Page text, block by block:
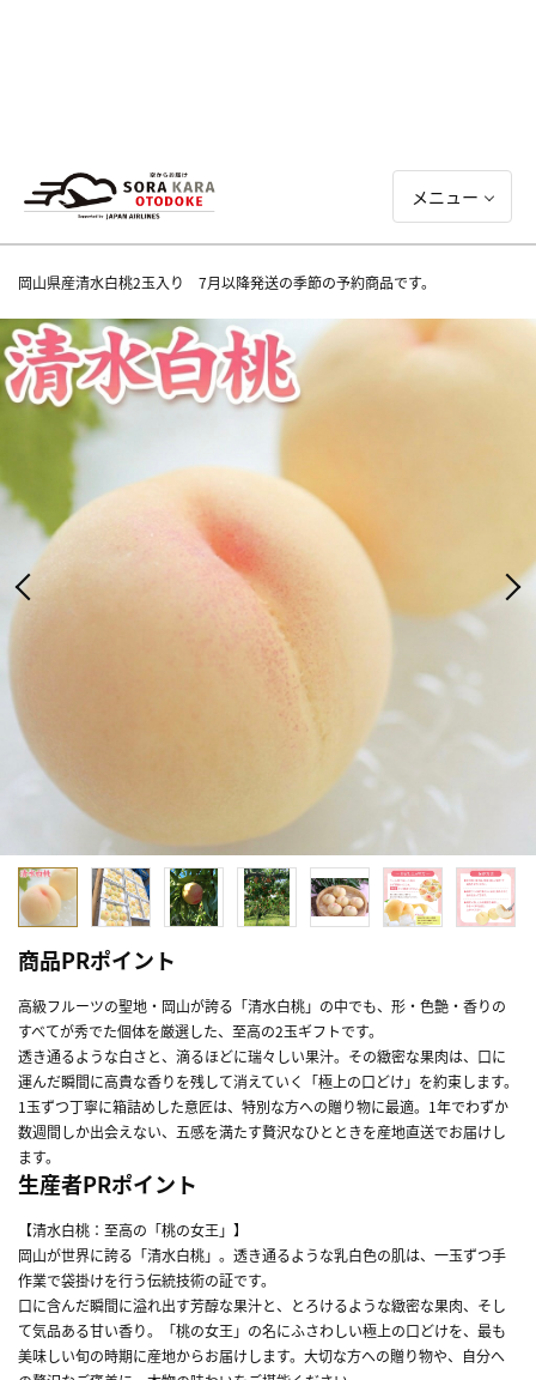
メニュー
岡山県産清水白桃2玉入り 7月以降発送の季節の予約商品です。
商品PRポイント
高級フルーツの聖地・岡山が誇る「清水白桃」の中でも、形・色艶・香りの
すべてが秀でた個体を厳選した、至高の2玉ギフトです。
透き通るような白さと、滴るほどに瑞々しい果汁。その緻密な果肉は、口に
運んだ瞬間に高貴な香りを残して消えていく「極上の口どけ」を約束します。
1玉ずつ丁寧に箱詰めした意匠は、特別な方への贈り物に最適。1年でわずか
数週間しか出会えない、五感を満たす贅沢なひとときを産地直送でお届けし
ます。
生産者PRポイント
【清水白桃：至高の「桃の女王」】
岡山が世界に誇る「清水白桃」。透き通るような乳白色の肌は、一玉ずつ手
作業で袋掛けを行う伝統技術の証です。
口に含んだ瞬間に溢れ出す芳醇な果汁と、とろけるような緻密な果肉、そし
て気品ある甘い香り。「桃の女王」の名にふさわしい極上の口どけを、最も
美味しい旬の時期に産地からお届けします。大切な方への贈り物や、自分へ